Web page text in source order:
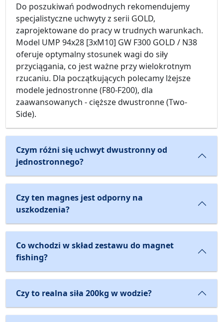
Do poszukiwań podwodnych rekomendujemy
specjalistyczne uchwyty z serii GOLD,
zaprojektowane do pracy w trudnych warunkach.
Model UMP 94x28 [3xM10] GW F300 GOLD / N38
oferuje optymalny stosunek wagi do siły
przyciągania, co jest ważne przy wielokrotnym
rzucaniu. Dla początkujących polecamy lżejsze
modele jednostronne (F80-F200), dla
zaawansowanych - cięższe dwustronne (Two-
Side).
Czym różni się uchwyt dwustronny od
jednostronnego?
Czy ten magnes jest odporny na
uszkodzenia?
Co wchodzi w skład zestawu do magnet
fishing?
Czy to realna siła 200kg w wodzie?